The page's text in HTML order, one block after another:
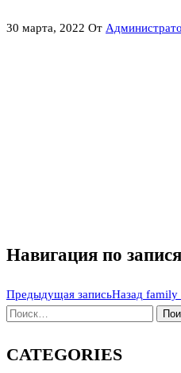
30 марта, 2022 От
Навигация по
Предыдущая записьНазад family
CATEGORIES